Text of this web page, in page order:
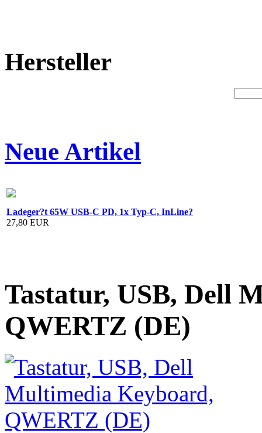
Hersteller
Neue Artikel
Ladeger?t 65W USB-C PD, 1x Typ-C, InLine?
27,80 EUR
Tastatur, USB, Dell
QWERTZ (DE)